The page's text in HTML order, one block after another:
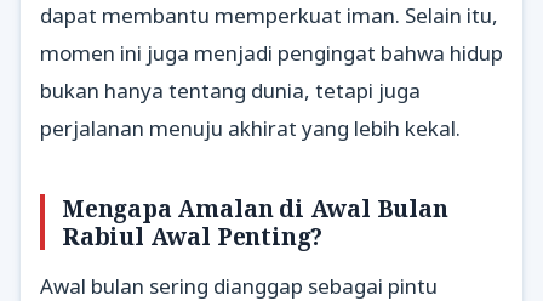
dapat membantu memperkuat iman. Selain itu,
momen ini juga menjadi pengingat bahwa hidup
bukan hanya tentang dunia, tetapi juga
perjalanan menuju akhirat yang lebih kekal.
Mengapa Amalan di Awal Bulan
Rabiul Awal Penting?
Awal bulan sering dianggap sebagai pintu